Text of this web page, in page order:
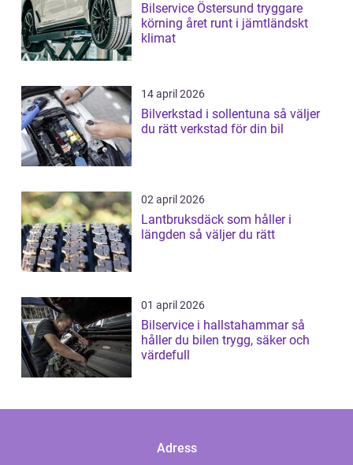
Bilservice Östersund tryggare
körning året runt i jämtländskt
klimat
14 april 2026
Bilverkstad i sollentuna så väljer
du rätt verkstad för din bil
02 april 2026
Lantbruksdäck som håller i
längden så väljer du rätt
01 april 2026
Bilservice i hallstahammar så
håller du bilen trygg, säker och
värdefull
Adress